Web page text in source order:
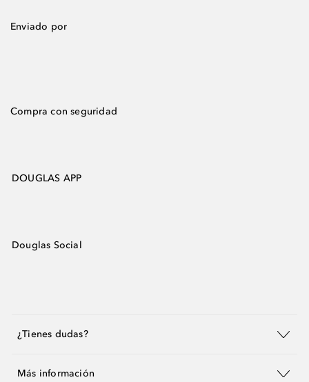
Enviado por
Compra con seguridad
DOUGLAS APP
Douglas Social
¿Tienes dudas?
Más información